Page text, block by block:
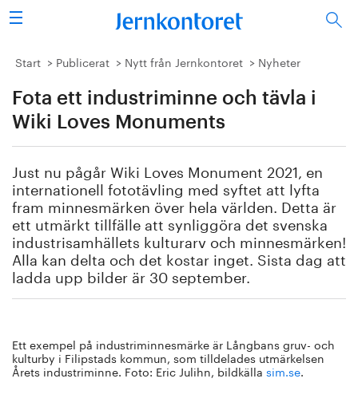
Sök
Stålindustrin
Vision 2050
Energi/miljö
Vi tycker
Publicerat
Bildbank
Om oss
Start Publicerat Nytt från Jernkontoret Nyheter
Fota ett industriminne och tävla i
Wiki Loves Monuments
Just nu pågår Wiki Loves Monument 2021, en
internationell fototävling med syftet att lyfta
fram minnesmärken över hela världen. Detta är
ett utmärkt tillfälle att synliggöra det svenska
industrisamhällets kulturarv och minnesmärken!
Alla kan delta och det kostar inget. Sista dag att
ladda upp bilder är 30 september.
Ett exempel på industriminnesmärke är Långbans gruv- och
kulturby i Filipstads kommun, som tilldelades utmärkelsen
Årets industriminne. Foto: Eric Julihn, bildkälla sim.se.